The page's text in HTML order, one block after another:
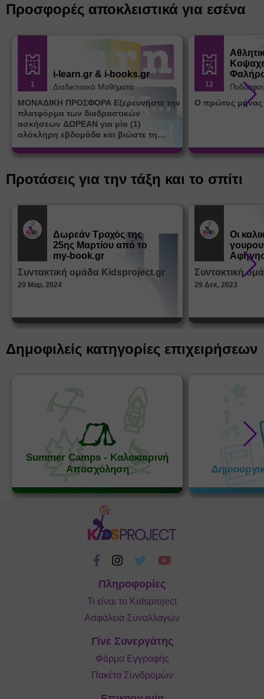
Προσφορές αποκλειστικά για εσένα
1
i-learn.gr & i-books.gr
Διαδικτυακά Μαθήματα
ΜΟΝΑΔΙΚΗ ΠΡΟΣΦΟΡΑ Εξερευνήστε την
πλατφόρμα των διαδραστικών
ασκήσεων ΔΩΡΕΑΝ για μία (1)
ολόκληρη εβδομάδα και βιώστε τη
learn.gr* * Αφορά νέες εγγραφές
12
Ο πρώτος
Προτάσεις για την τάξη και το σπίτι
Δωρεάν Tροχός της
25ης Μαρτίου από το
my-book.gr
Συντακτική ομάδα Kidsproject.gr
20 Μαρ, 2024
Οι
από τα
Συντακτική
29 Δεκ, 2023
Δημοφιλείς κατηγορίες επιχειρήσεων
Summer Camps - Καλοκαιρινή
Απασχόληση
Πληροφορίες
Τι είναι το Kidsproject
Ασφάλεια Συναλλαγών
Γίνε Συνεργάτης
Φόρμα Εγγραφής
Πακέτα Συνδρομών